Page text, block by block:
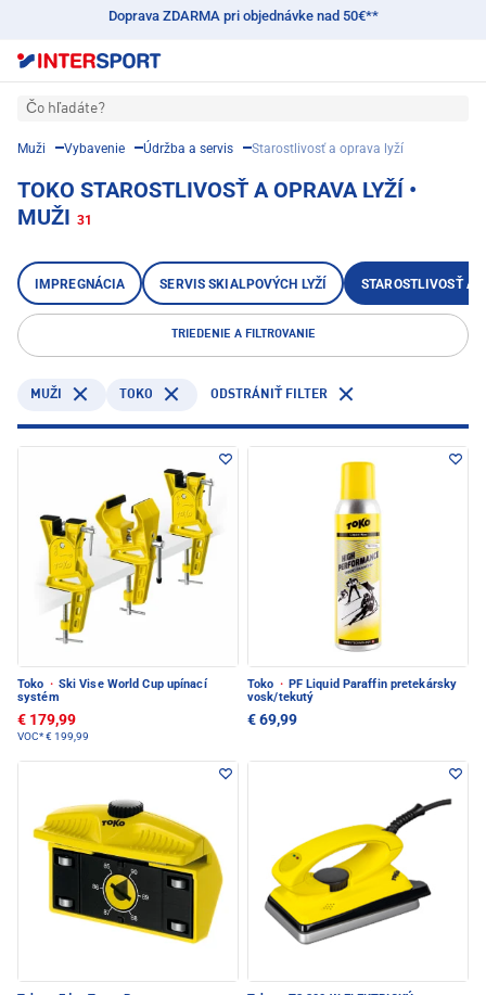
Doprava ZDARMA pri objednávke nad 50€**
Čo hľadáte?
Muži Vybavenie Údržba a servis Starostlivosť a oprava lyží
TOKO STAROSTLIVOSŤ A OPRAVA LYŽÍ •
MUŽI 31
IMPREGNÁCIA SERVIS SKIALPOVÝCH LYŽÍ STAROSTLIVOSŤ A
TRIEDENIE A FILTROVANIE
MUŽI TOKO ODSTRÁNIŤ FILTER
Toko · Ski Vise World Cup upínací
systém
€ 179,99
VOC*€ 199,99
Toko · PF Liquid Paraffin pretekársky
vosk/tekutý
€ 69,99